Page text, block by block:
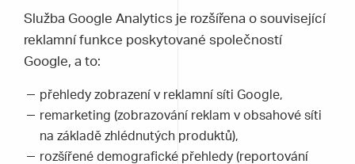
Služba Google Analytics je rozšířena o související
reklamní funkce poskytované společností
Google, a to:
přehledy zobrazení v reklamní síti Google,
remarketing (zobrazování reklam v obsahové síti
na základě zhlédnutých produktů),
rozšířené demografické přehledy (reportování